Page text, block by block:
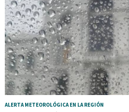
ALERTA METEOROLÓGICA EN LA REGIÓN